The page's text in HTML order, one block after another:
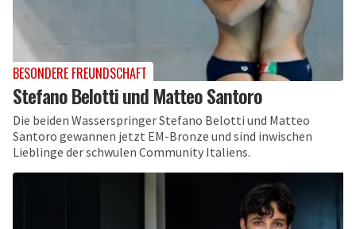
BESONDERE FREUNDSCHAFT
Stefano Belotti und Matteo Santoro
Die beiden Wasserspringer Stefano Belotti und Matteo
Santoro gewannen jetzt EM-Bronze und sind inwischen
Lieblinge der schwulen Community Italiens.